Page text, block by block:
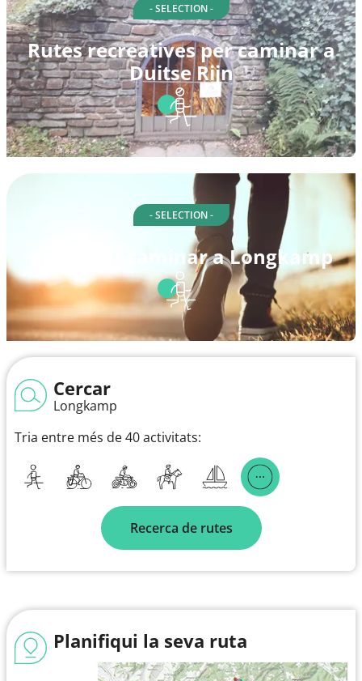
- SELECTION -
Rutes recreatives per caminar a
Duitse Rijn
- SELECTION -
Rutes per caminar a Longkamp
Cercar
Longkamp
Tria entre més de 40 activitats:
Recerca de rutes
Planifiqui la seva ruta